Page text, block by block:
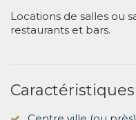
Locations de salles ou
restaurants et bars.
Caractéristiques